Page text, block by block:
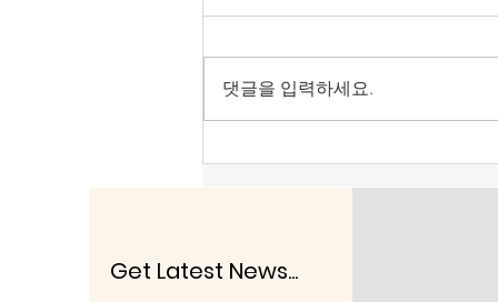
장관‘〉이 된다. 이게 말이 되는 소
리인가? 공산국가·전체주의·경찰
가 이렇게 발전된 것은 제헌헌법
댓글을 입력하세요.
Get Latest News...